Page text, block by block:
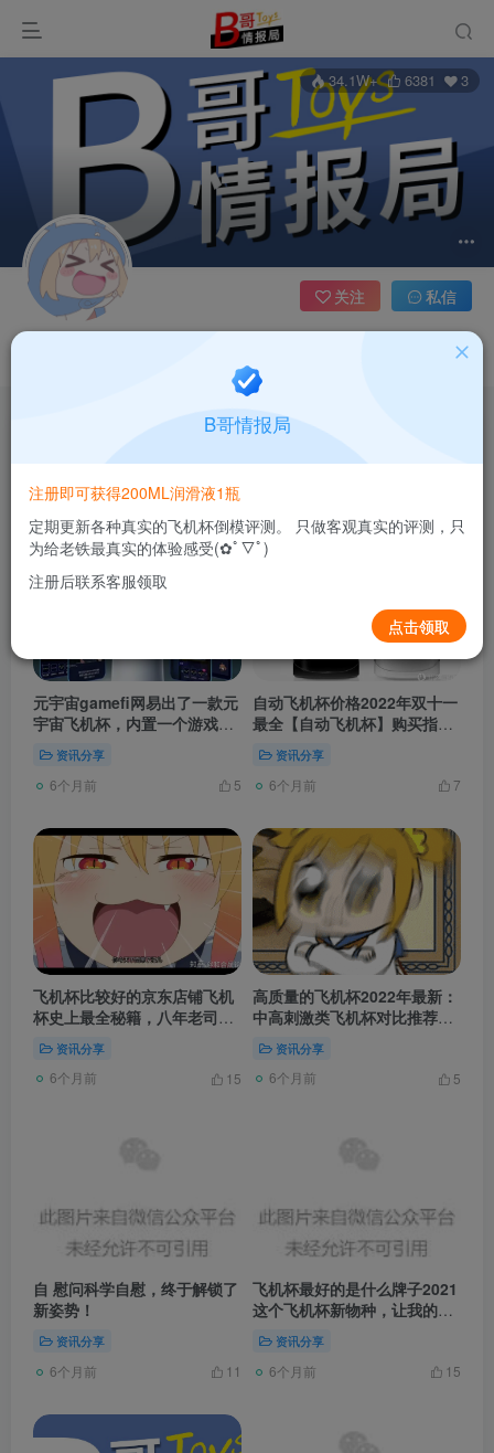
34.1W+ 6381 3
关注 私信
评论0 社区
发布 637
元宇宙gamefi网易出了一款元
宇宙飞机杯，内置一个游戏剧
情，玩家：不愧是网易
资讯分享
6个月前 5
自动飞机杯价格2022年双十一
最全【自动飞机杯】购买指南
丨网易春风、雷霆、tenga等
赵露思被质疑未穿内衣，身材
过胖
资讯分享
6个月前 7
飞机杯比较好的京东店铺飞机
杯史上最全秘籍，八年老司机
到你探寻最适合你的选择
资讯分享
6个月前 15
高质量的飞机杯2022年最新：
中高刺激类飞机杯对比推荐，
最全各大品牌横向对比！赵露
思被质疑未穿内衣，身材过胖
资讯分享
6个月前 5
自 慰问科学自慰，终于解锁了
新姿势！
资讯分享
6个月前 11
飞机杯最好的是什么牌子2021
这个飞机杯新物种，让我的丁
丁跪下认错
资讯分享
6个月前 15
B哥情报局
注册即可获得200ML润滑液1瓶
定期更新各种真实的飞机杯倒模评测。 只做客观真实的评测，只
为给老铁最真实的体验感受(✿ﾟ▽ﾟ)
注册后联系客服领取
点击领取